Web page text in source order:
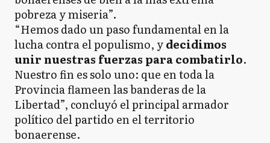
pobreza y miseria”.
“Hemos dado un paso fundamental en la
lucha contra el populismo, ydecidimos
unir nuestras fuerzas para combatirlo.
Nuestro fin es solo uno: que en toda la
Provincia flameen las banderas de la
Libertad”, concluyó el principal armador
político del partido en el territorio
bonaerense.